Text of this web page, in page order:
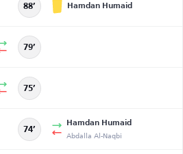
88’ Hamdan Humaid
79’
75’
74’
Hamdan Humaid
Abdalla Al-Naqbi